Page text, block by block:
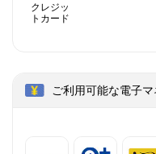
クレジッ
トカード
ご利用可能な電子